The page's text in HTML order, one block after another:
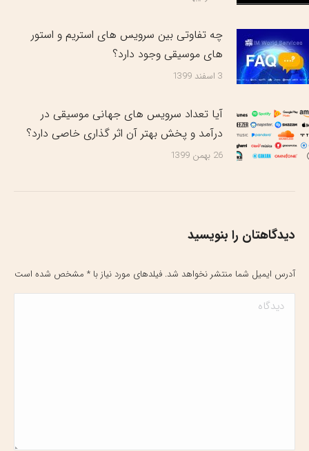
چه تفاوتی بین سرویس های استریم و استور
های موسیقی وجود دارد؟
3 اسفند 1399
آیا تعداد سرویس های جهانی موسیقی در
درآمد و پخش بهتر آن اثر گذاری خاصی دارد؟
26 بهمن 1399
دیدگاهتان را بنویسید
آدرس ایمیل شما منتشر نخواهد شد. فیلدهای مورد نیاز با * مشخص شده است
دیدگاه